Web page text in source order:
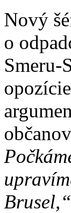
Nový
o
Smeru-
Brusel,“